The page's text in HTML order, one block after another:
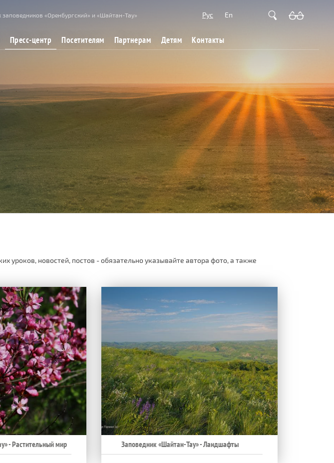
«Оренбургский» и «Шайтан-Тау» Рус En
Пресс-центр Посетителям Партнерам Детям Контакты
уроков, новостей, постов - обязательно указывайте автора фото, а также
- Растительный мир Заповедник «Шайтан-Тау» - Ландшафты